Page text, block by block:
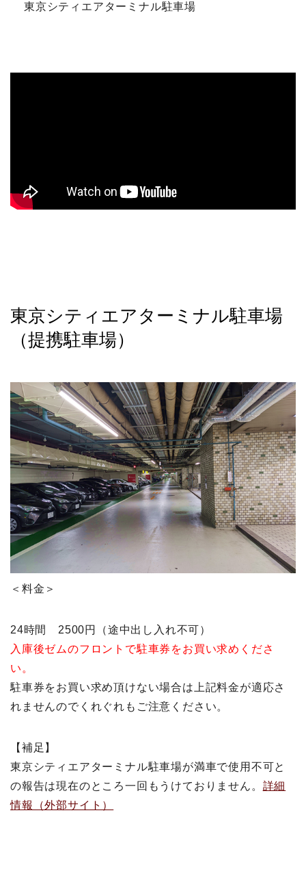
東京シティエアターミナル駐車場
東京シティエアターミナル駐車場
（提携駐車場）
＜料金＞
24時間 2500円（途中出し入れ不可）
入庫後ゼムのフロントで駐車券をお買い求めくださ
い。
駐車券をお買い求め頂けない場合は上記料金が適応さ
れませんのでくれぐれもご注意ください。
【補足】
東京シティエアターミナル駐車場が満車で使用不可と
の報告は現在のところ一回もうけておりません。 詳細
情報（外部サイト）